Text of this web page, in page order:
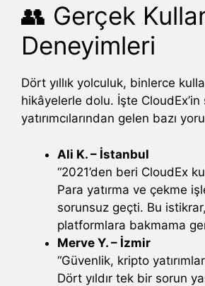
👥 Gerçek
Deneyimleri
Dört yıllık yolculuk, binlerce
hikâyelerle dolu. İşte CloudEx’in
yatırımcılarından gelen bazı
Ali K. – İstanbul
“2021’den beri CloudEx
Para yatırma ve çekme
sorunsuz geçti. Bu
platformlara bakmama
Merve Y. – İzmir
“Güvenlik, kripto
Dört yıldır tek bir sorun